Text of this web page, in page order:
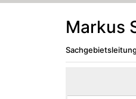
Markus